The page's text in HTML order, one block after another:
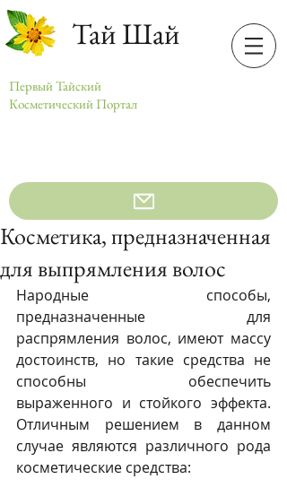
Тай Шай
Первый Тайский
Косметический Портал
Косметика, предназначенная
для выпрямления волос
Народные способы,
предназначенные для
распрямления волос, имеют массу
достоинств, но такие средства не
способны обеспечить
выраженного и стойкого эффекта.
Отличным решением в данном
случае являются различного рода
косметические средства: